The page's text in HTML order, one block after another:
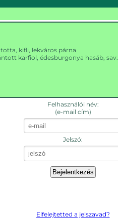
kifli, lekváros párna
karfiol, édesburgonya hasáb, sav.
Felhasználói név:
(e-mail cím)
Jelszó:
Elfelejtetted a jelszavad?